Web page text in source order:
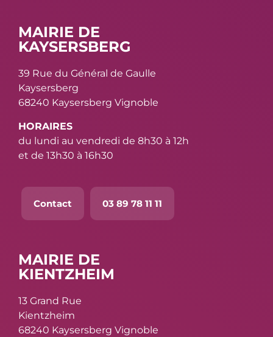
MAIRIE DE
KAYSERSBERG
39 Rue du Général de Gaulle
Kaysersberg
68240 Kaysersberg Vignoble
HORAIRES
du lundi au vendredi de 8h30 à 12h
et de 13h30 à 16h30
Contact 03 89 78 11 11
MAIRIE DE
KIENTZHEIM
13 Grand Rue
Kientzheim
68240 Kaysersberg Vignoble